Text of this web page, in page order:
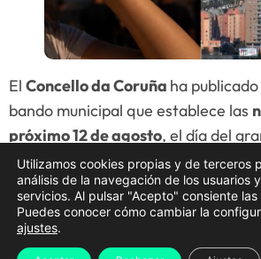
El Concello da Coruña ha
bando municipal que establece las
próximo 12 de agosto, el día del
este documento se detallan todas
de tráfico , losespacios
observación, eltransporte
medidas para hostelería
Utilizamos cookies propias y de terceros
análisis de la navegación de los usuarios
servicios. Al pulsar "Acepto" consiente
Puedes conocer cómo cambiar la
ajustes.